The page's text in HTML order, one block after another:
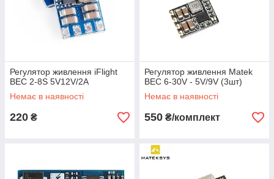
Регулятор живлення iFlight
BEC 2-8S 5V12V/2A
Немає в наявності
220 ₴
Регулятор живлення Matek
BEC 6-30V - 5V/9V (3шт)
Немає в наявності
550 ₴/комплект